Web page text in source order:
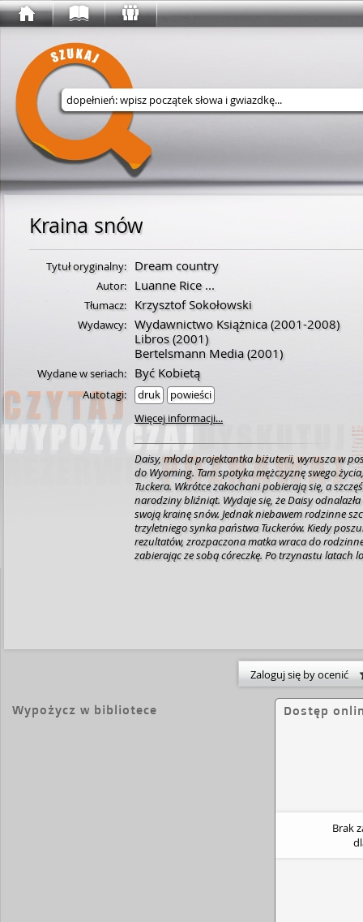
Wyszukaj w serwisie
Kraina snów
Tytuł oryginalny: Dream country
Autor: Luanne Rice...
Tłumacz: Krzysztof Sokołowski
Wydawcy: Wydawnictwo Książnica(2001-2008)
Libros(2001)
Bertelsmann Media(2001)
Wydane w seriach: Być Kobietą
Autotagi: druk
powieści
Więcej informacji...
Daisy, młoda projektantka biżuterii, wyrusza w
do Wyoming. Tam spotyka mężczyznę swego
Tuckera. Wkrótce zakochani pobierają się, a
narodziny bliźniąt. Wydaje się, że Daisy
swoją krainę snów. Jednak niebawem rodzinne
trzyletniego synka państwa Tuckerów. Kiedy
rezultatów, zrozpaczona matka wraca do
zabierając ze sobą córeczkę. Po trzynastu latach
Zaloguj się by ocenić
Wypożycz w bibliotece Dostęp
Brak